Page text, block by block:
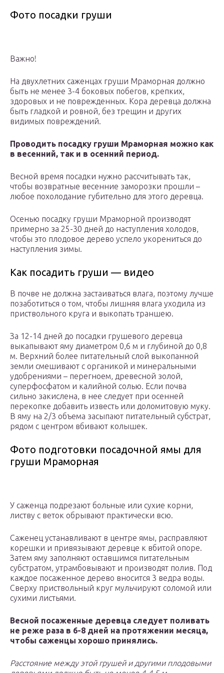
Фото посадки груши
Важно!
На двухлетних саженцах груши Мраморная должно
быть не менее 3-4 боковых побегов, крепких,
здоровых и не поврежденных. Кора деревца должна
быть гладкой и ровной, без трещин и других
видимых повреждений.
Проводить посадку груши Мраморная можно как
в весенний, так и в осенний период.
Весной время посадки нужно рассчитывать так,
чтобы возвратные весенние заморозки прошли –
любое похолодание губительно для этого деревца.
Осенью посадку груши Мраморной производят
примерно за 25-30 дней до наступления холодов,
чтобы это плодовое дерево успело укорениться до
наступления зимы.
Как посадить груши — видео
В почве не должна застаиваться влага, поэтому лучше
позаботиться о том, чтобы лишняя влага уходила из
приствольного круга и выкопать траншею.
За 12-14 дней до посадки грушевого деревца
выкапывают яму диаметром 0,6 м и глубиной до 0,8
м. Верхний более питательный слой выкопанной
земли смешивают с органикой и минеральными
удобрениями – перегноем, древесной золой,
суперфосфатом и калийной солью. Если почва
сильно закислена, в нее следует при осенней
перекопке добавить известь или доломитовую муку.
В яму на 2/3 объема засыпают питательный субстрат,
рядом с центром вбивают колышек.
Фото подготовки посадочной ямы для
груши Мраморная
У саженца подрезают больные или сухие корни,
листву с веток обрывают практически всю.
Саженец устанавливают в центре ямы, расправляют
корешки и привязывают деревце к вбитой опоре.
Затем яму заполняют оставшимся питательным
субстратом, утрамбовывают и производят полив. Под
каждое посаженное дерево вносится 3 ведра воды.
Сверху приствольный круг мульчируют соломой или
сухими листьями.
Весной посаженные деревца следует поливать
не реже раза в 6-8 дней на протяжении месяца,
чтобы саженцы хорошо принялись.
Расстояние между этой грушей и другими плодовыми